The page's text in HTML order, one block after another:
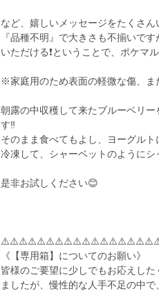
など、嬉しいメッセージをたくさん
『品種不明』で大きさも不揃いで
いただける❗️ということで、ポケマ
※家庭用のため表面の軽微な傷、ま
朝露の中収穫して来たブルーベリ
す‼️
そのまま食べてもよし、ヨーグル
冷凍して、シャーベットのように
是非お試しください😊
《【専用箱】についてのお願い》
皆様のご要望に少しでもお応えし
ましたが、慢性的な人手不足の中